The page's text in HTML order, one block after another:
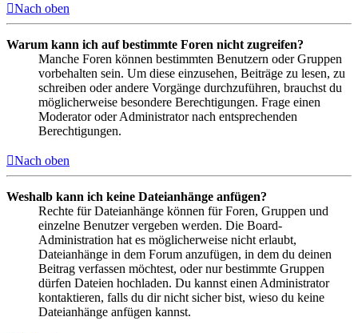
Nach oben
Warum kann ich auf bestimmte Foren nicht zugreifen?
Manche Foren können bestimmten Benutzern oder Gruppen
vorbehalten sein. Um diese einzusehen, Beiträge zu lesen, zu
schreiben oder andere Vorgänge durchzuführen, brauchst du
möglicherweise besondere Berechtigungen. Frage einen
Moderator oder Administrator nach entsprechenden
Berechtigungen.
Nach oben
Weshalb kann ich keine Dateianhänge anfügen?
Rechte für Dateianhänge können für Foren, Gruppen und
einzelne Benutzer vergeben werden. Die Board-
Administration hat es möglicherweise nicht erlaubt,
Dateianhänge in dem Forum anzufügen, in dem du deinen
Beitrag verfassen möchtest, oder nur bestimmte Gruppen
dürfen Dateien hochladen. Du kannst einen Administrator
kontaktieren, falls du dir nicht sicher bist, wieso du keine
Dateianhänge anfügen kannst.